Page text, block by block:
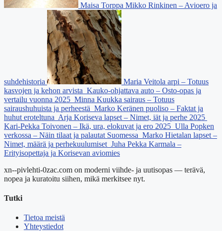
Maisa Torppa Mikko Rinkinen – Avioero ja
suhdehistoria
Maria Veitola arpi – Totuus
kasvojen ja kehon arvista Kauko-ohjattava auto – Osto-opas ja
vertailu vuonna 2025 Minna Kuukka sairaus – Totuus
sairaushuhuista ja perheestä Marko Keränen puoliso – Faktat ja
huhut eroteltuna Arja Koriseva lapset – Nimet, iät ja perhe 2025
Kari-Pekka Toivonen – Ikä, ura, elokuvat ja ero 2025 Ulla Popken
verkossa – Näin tilaat ja palautat Suomessa Marko Hietalan lapset –
Nimet, määrä ja perhekuulumiset Juha Pekka Karmala –
Erityisopettaja ja Korisevan aviomies
xn--pivlehti-0zac.com on moderni viihde- ja uutisopas — terävä,
nopea ja kuratoitu siihen, mikä merkitsee nyt.
Tutki
Tietoa meistä
Yhteystiedot